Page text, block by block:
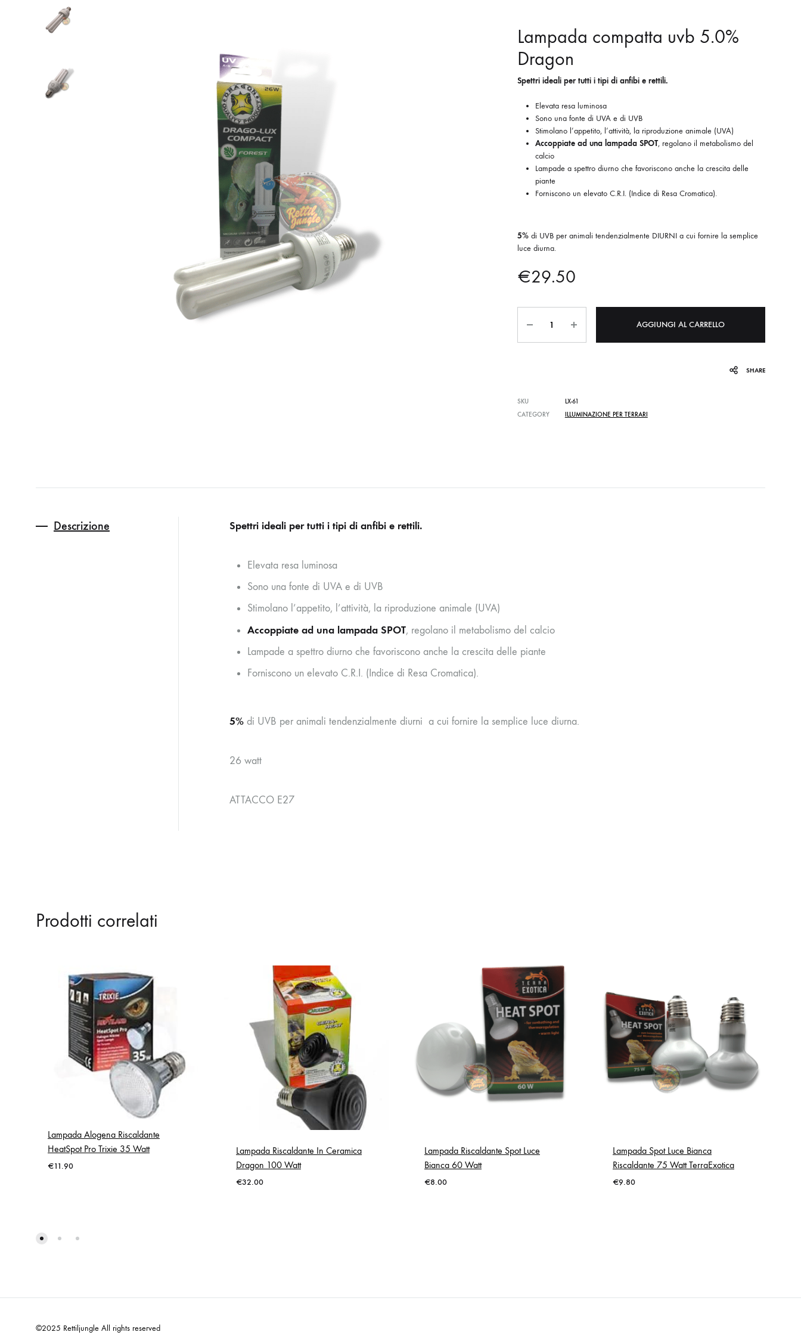
Lampada compatta uvb 5.0%
Dragon
Spettri ideali per tutti i tipi di anfibi e rettili.
Elevata resa luminosa
Sono una fonte di UVA e di UVB
Stimolano l’appetito, l’attività, la riproduzione animale (UVA)
Accoppiate ad una lampada SPOT, regolano il metabolismo del
calcio
Lampade a spettro diurno che favoriscono anche la crescita delle
piante
Forniscono un elevato C.R.I. (Indice di Resa Cromatica).
5%di UVB per animali tendenzialmente DIURNI a cui fornire la semplice
luce diurna.
€29.50
AGGIUNGI AL CARRELLO
SHARE
SKU
LX-61
CATEGORY
ILLUMINAZIONE PER TERRARI
Descrizione Spettri ideali per tutti i tipi di anfibi e rettili.
Elevata resa luminosa
Sono una fonte di UVA e di UVB
Stimolano l’appetito, l’attività, la riproduzione animale (UVA)
Accoppiate ad una lampada SPOT, regolano il metabolismo del calcio
Lampade a spettro diurno che favoriscono anche la crescita delle piante
Forniscono un elevato C.R.I. (Indice di Resa Cromatica).
5% di UVB per animali tendenzialmente diurni a cui fornire la semplice luce diurna.
26 watt
ATTACCO E27
Prodotti correlati
Lampada Alogena Riscaldante
HeatSpot Pro Trixie 35 Watt
€11.90
Lampada Riscaldante In Ceramica
Dragon 100 Watt
€32.00
Lampada Riscaldante Spot Luce
Bianca 60 Watt
€8.00
Lampada Spot Luce Bianca
Riscaldante 75 Watt TerraExotica
€9.80
©2025 Rettiljungle All rights reserved